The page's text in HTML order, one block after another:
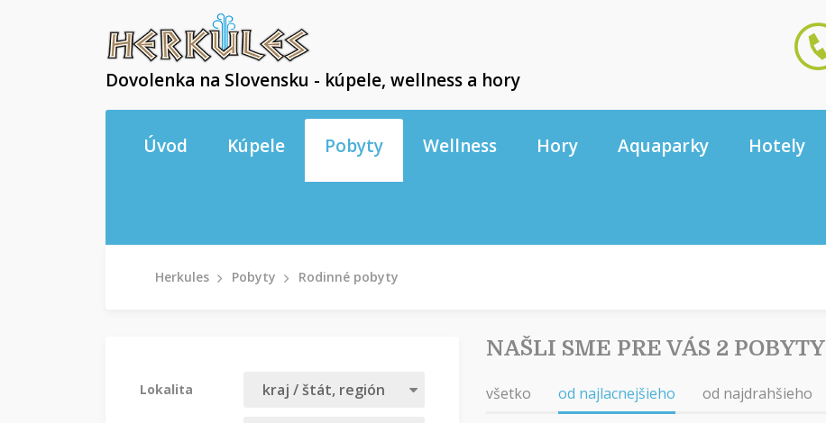
Dovolenka na Slovensku - kúpele, wellness a hory
Úvod Kúpele Pobyty Wellness Hory Aquaparky Hotely
Herkules Pobyty Rodinné pobyty
Lokalita
NAŠLI SME PRE VÁS 2 POBYTY
všetko od najlacnejšieho od najdrahšieho